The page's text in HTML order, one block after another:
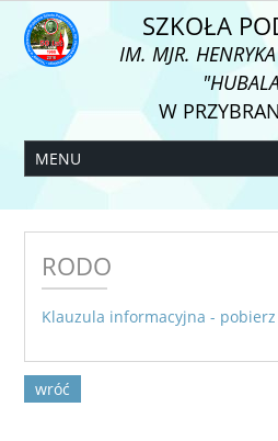
SZKOŁA
IM. MJR.
W
RODO
Klauzula informacyjna - pobierz
wróć